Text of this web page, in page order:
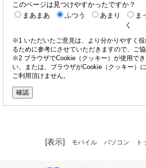
このページは見つけやすかったですか？
まあまあ
ふつう あまり
ま
く
※1 いただいたご意見は、より分かりやすく
るために参考にさせていただきますので、ご
※2 ブラウザでCookie（クッキー）が使用で
い、または、ブラウザがCookie（クッキー）
ご利用頂けません。
[表示] モバイル パソコン ト